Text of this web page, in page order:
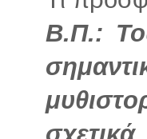
Β.Π.: